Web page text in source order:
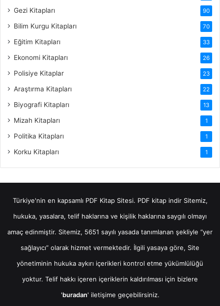
Gezi Kitapları 90
Bilim Kurgu Kitapları 70
Eğitim Kitapları 33
Ekonomi Kitapları 26
Polisiye Kitaplar 23
Araştırma Kitapları 22
Biyografi Kitapları 13
Mizah Kitapları 1
Politika Kitapları 1
Korku Kitapları 1
Türkiye'nin en kapsamlı PDF Kitap Sitesi. PDF kitap indirSitemiz,
hukuka, yasalara, telif haklarına ve kişilik haklarına saygılı olmayı
amaç edinmiştir. Sitemiz, 5651 sayılı yasada tanımlanan şekliyle “yer
sağlayıcı” olarak hizmet vermektedir. İlgili yasaya göre, Site
yönetiminin hukuka aykırı içerikleri kontrol etme yükümlülüğü
yoktur. Telif hakkı içeren içeriklerin kaldırılması için bizlere
'buradan' iletişime geçebilirsiniz.